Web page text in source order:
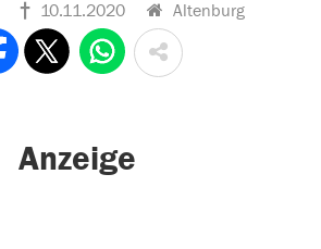
10.11.2020 Altenburg
Anzeige